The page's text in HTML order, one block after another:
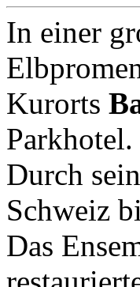
In einer
Kurorts
Parkhotel.
Durch
Schweiz
Das